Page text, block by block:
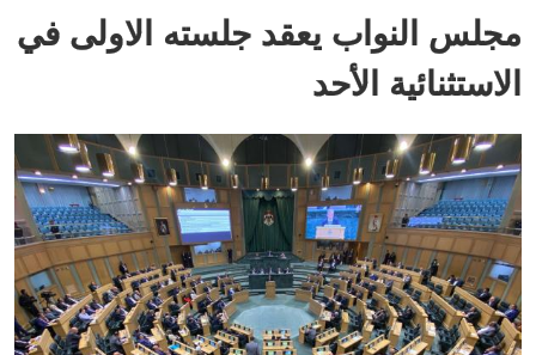
مجلس النواب يعقد جلسته الاولى في
الاستثنائية الأحد